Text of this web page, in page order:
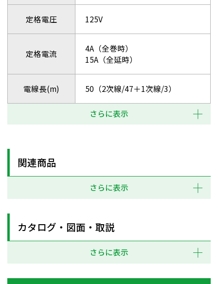
定格電圧 125V
定格電流
4A（全巻時）
15A（全延時）
電線長(m) 50（2次線/47＋1次線/3）
さらに表示
関連商品
さらに表示
カタログ・図面・取説
さらに表示